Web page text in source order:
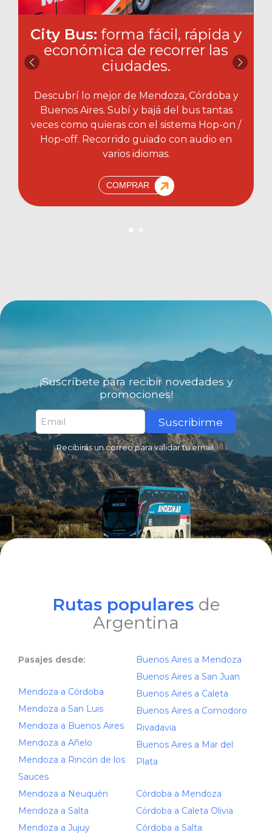
City Bus: forma fácil, rápida y
económica de recorrer las
ciudades.​
Descubrí lo mejor de Mendoza, Córdoba y
Buenos Aires. Subí y bajá del bus tantas
veces como quieras con el sistema Hop-on /
Hop-off. Recorrido guiado con audio en
varios idiomas.
COMPRAR
¡Suscríbete para recibir novedades y
promociones!
Suscribirme
Recibirás un correo para validar tu email.
Rutas populares de
Argentina
Pasajes desde:
Mendoza a Córdoba
Mendoza a San Luis
Mendoza a Buenos Aires
Mendoza a Añelo
Mendoza a Rincón de los
Sauces
Mendoza a Neuquén
Mendoza a Salta
Mendoza a Jujuy
Buenos Aires a Mendoza
Buenos Aires a San Juan
Buenos Aires a Caleta
Buenos Aires a Comodoro
Rivadavia
Buenos Aires a Mar del
Plata
Córdoba a Mendoza
Córdoba a Caleta Olivia
Córdoba a Salta